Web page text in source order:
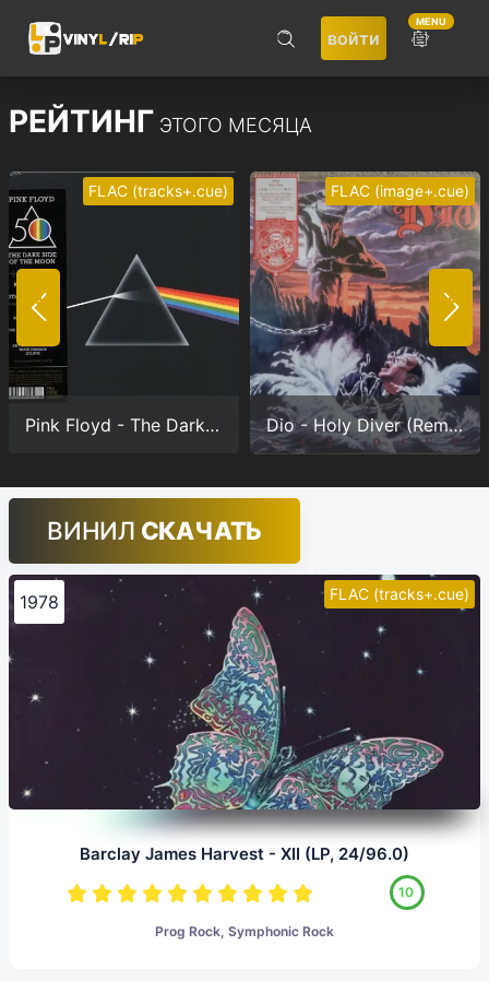
войти
Не запоминать меня
ВОЙТИ
Регистрация
MENU
ПОИСК
РЕЙТИНГ ЭТОГО МЕСЯЦА
FLAC (tracks+.cue)
Pink Floyd - The Dark Side Of The Moon (Anniversary version) (24/192.0)
FLAC (image+.cue)
Dio - Holy Diver (Remastered) (24/96.0)
ВИНИЛ СКАЧАТЬ
FLAC (tracks+.cue)
1978
Barclay James Harvest - XII (LP, 24/96.0)
10
Prog Rock, Symphonic Rock